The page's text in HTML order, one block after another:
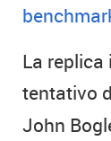
La
tentativo
John